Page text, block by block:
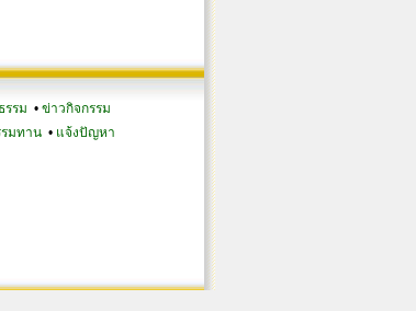
รม • ข่าวกิจกรรม
รมทาน• แจ้งปัญหา